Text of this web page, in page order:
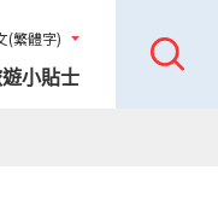
(繁體字)
小貼士